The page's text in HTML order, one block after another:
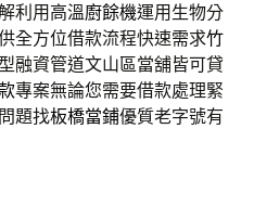
利用高溫廚餘機運用生物分
全方位借款流程快速需求竹
融資管道文山區當舖皆可貸
專案無論您需要借款處理緊
題找板橋當鋪優質老字號有